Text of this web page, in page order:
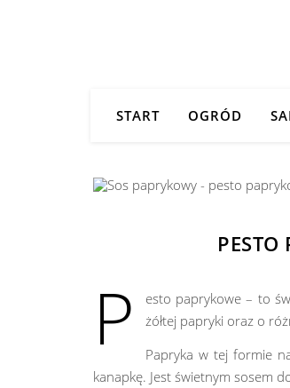
START OGRÓD
PESTO
P
esto paprykowe – to
żółtej papryki oraz o
Papryka w tej formie
kanapkę. Jest świetnym sosem